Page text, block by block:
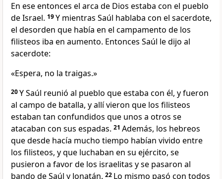
En ese entonces el arca de Dios estaba con el pueblo
de Israel. 19Y mientras Saúl hablaba con el sacerdote,
el desorden que había en el campamento de los
filisteos iba en aumento. Entonces Saúl le dijo al
sacerdote:
«Espera, no la traigas.»
20Y Saúl reunió al pueblo que estaba con él, y fueron
al campo de batalla, y allí vieron que los filisteos
estaban tan confundidos que unos a otros se
atacaban con sus espadas. 21 Además, los hebreos
que desde hacía mucho tiempo habían vivido entre
los filisteos, y que luchaban en su ejército, se
pusieron a favor de los israelitas y se pasaron al
bando de Saúl y Jonatán. 22 Lo mismo pasó con todos